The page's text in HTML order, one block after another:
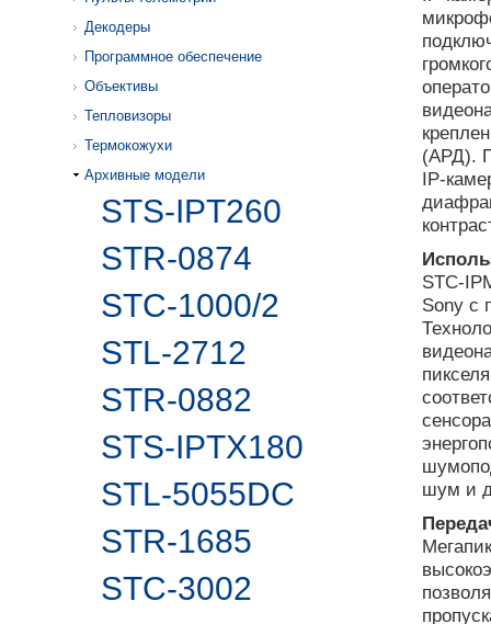
Декодеры
Программное обеспечение
Объективы
Тепловизоры
Термокожухи
Архивные модели
STS-IPT260
STR-0874
STC-1000/2
STL-2712
STR-0882
STS-IPTX180
STL-5055DC
STR-1685
STC-3002
(АРД).
IP-
STC-
Sony с
шум и